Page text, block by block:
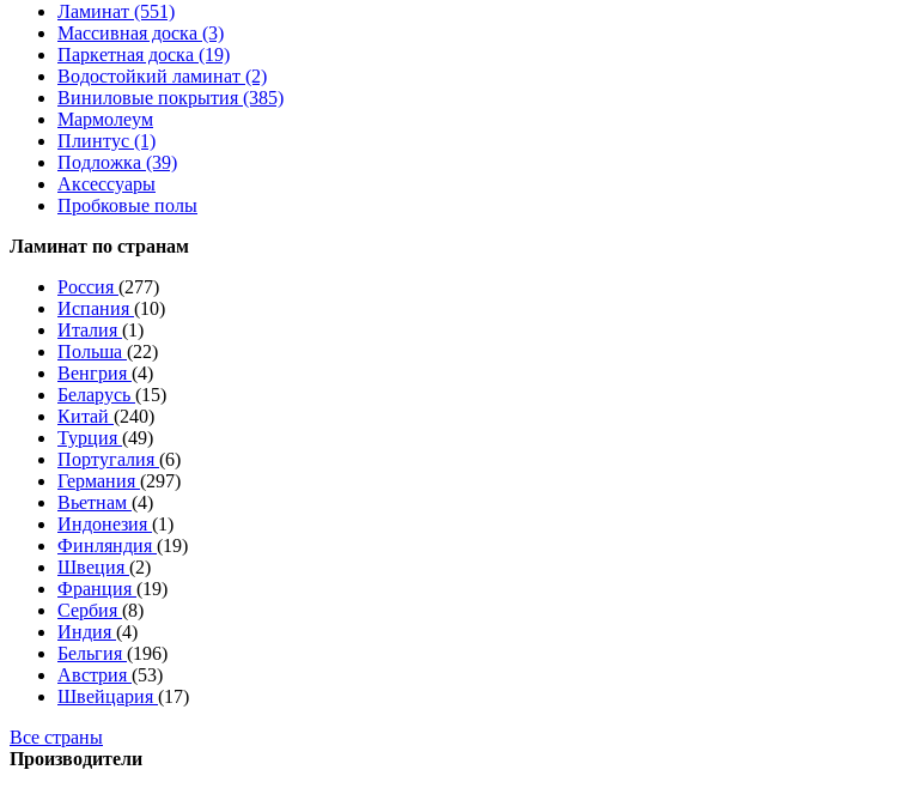
Ламинат (551)
Массивная доска (3)
Паркетная доска (19)
Водостойкий ламинат (2)
Виниловые покрытия (385)
Мармолеум
Плинтус (1)
Подложка (39)
Аксессуары
Пробковые полы
Ламинат по странам
Россия (277)
Испания (10)
Италия (1)
Польша (22)
Венгрия (4)
Беларусь (15)
Китай (240)
Турция (49)
Португалия (6)
Германия (297)
Вьетнам (4)
Индонезия (1)
Финляндия (19)
Швеция (2)
Франция (19)
Сербия (8)
Индия (4)
Бельгия (196)
Австрия (53)
Швейцария (17)
Все страны
Производители